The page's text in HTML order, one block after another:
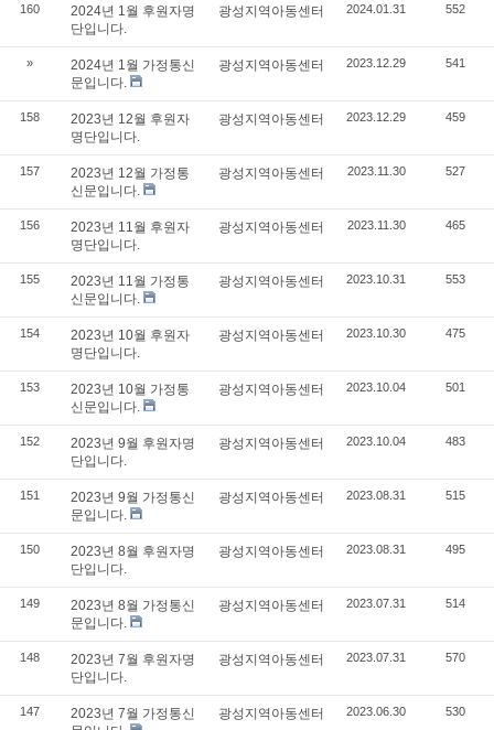
160
2024년 1월 후원자명
단입니다.
광성지역아동센터 2024.01.31 552
»
2024년 1월 가정통신
문입니다.
광성지역아동센터 2023.12.29 541
158
2023년 12월 후원자
명단입니다.
광성지역아동센터 2023.12.29 459
157
2023년 12월 가정통
신문입니다.
광성지역아동센터 2023.11.30 527
156
2023년 11월 후원자
명단입니다.
광성지역아동센터 2023.11.30 465
155
2023년 11월 가정통
신문입니다.
광성지역아동센터 2023.10.31 553
154
2023년 10월 후원자
명단입니다.
광성지역아동센터 2023.10.30 475
153
2023년 10월 가정통
신문입니다.
광성지역아동센터 2023.10.04 501
152
2023년 9월 후원자명
단입니다.
광성지역아동센터 2023.10.04 483
151
2023년 9월 가정통신
문입니다.
광성지역아동센터 2023.08.31 515
150
2023년 8월 후원자명
단입니다.
광성지역아동센터 2023.08.31 495
149
2023년 8월 가정통신
문입니다.
광성지역아동센터 2023.07.31 514
148
2023년 7월 후원자명
단입니다.
광성지역아동센터 2023.07.31 570
147
2023년 7월 가정통신
광성지역아동센터 2023.06.30 530